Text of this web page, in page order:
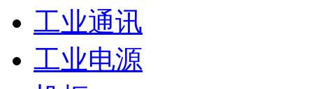
工业通讯
工业电源